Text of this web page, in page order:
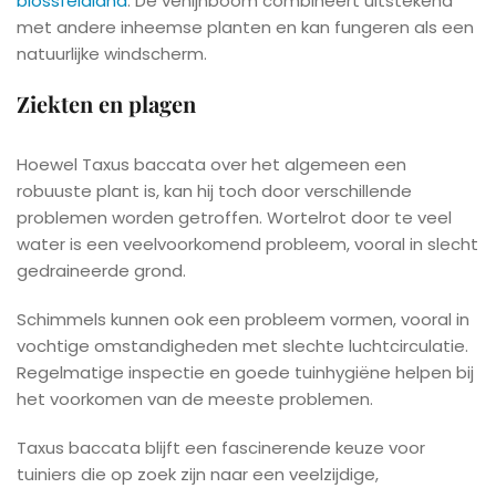
met andere inheemse planten en kan fungeren als een
natuurlijke windscherm.
Ziekten en plagen
Hoewel Taxus baccata over het algemeen een
robuuste plant is, kan hij toch door verschillende
problemen worden getroffen. Wortelrot door te veel
water is een veelvoorkomend probleem, vooral in slecht
gedraineerde grond.
Schimmels kunnen ook een probleem vormen, vooral in
vochtige omstandigheden met slechte luchtcirculatie.
Regelmatige inspectie en goede tuinhygiëne helpen bij
het voorkomen van de meeste problemen.
Taxus baccata blijft een fascinerende keuze voor
tuiniers die op zoek zijn naar een veelzijdige,